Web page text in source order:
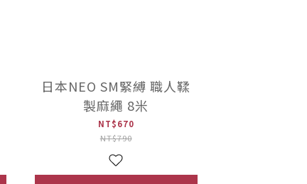
日本NEO SM緊縛 職人鞣
製麻繩 8米
NT$670
NT$790